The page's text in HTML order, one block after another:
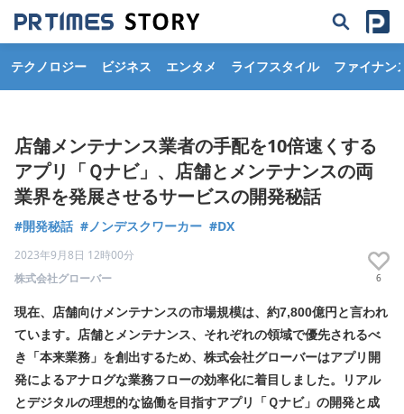
テクノロジー ビジネス エンタメ ライフスタイル ファイナン
店舗メンテナンス業者の手配を10倍速くする
アプリ「Ｑナビ」、店舗とメンテナンスの両
業界を発展させるサービスの開発秘話
#開発秘話 #ノンデスクワーカー #DX
2023年9月8日 12時00分
株式会社グローバー
6
現在、店舗向けメンテナンスの市場規模は、約7,800億円と言われ
ています。店舗とメンテナンス、それぞれの領域で優先されるべ
き「本来業務」を創出するため、株式会社グローバーはアプリ開
発によるアナログな業務フローの効率化に着目しました。リアル
とデジタルの理想的な協働を目指すアプリ「Ｑナビ」の開発と成